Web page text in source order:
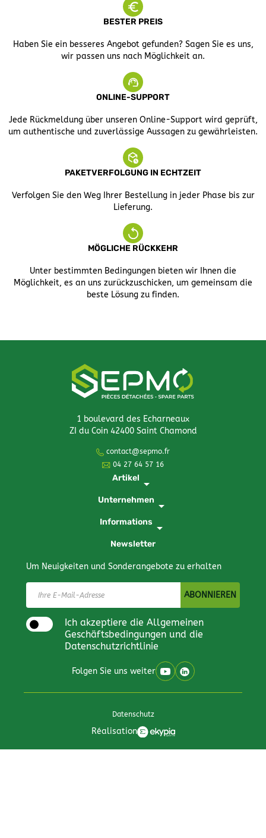
BESTER PREIS
Haben Sie ein besseres Angebot gefunden? Sagen Sie es uns,
wir passen uns nach Möglichkeit an.
ONLINE-SUPPORT
Jede Rückmeldung über unseren Online-Support wird geprüft,
um authentische und zuverlässige Aussagen zu gewährleisten.
PAKETVERFOLGUNG IN ECHTZEIT
Verfolgen Sie den Weg Ihrer Bestellung in jeder Phase bis zur
Lieferung.
MÖGLICHE RÜCKKEHR
Unter bestimmten Bedingungen bieten wir Ihnen die
Möglichkeit, es an uns zurückzuschicken, um gemeinsam die
beste Lösung zu finden.
1 boulevard des Echarneaux
ZI du Coin 42400 Saint Chamond
contact@sepmo.fr
04 27 64 57 16
Artikel arrow_drop_down
Unternehmen arrow_drop_down
Informations arrow_drop_down
Newsletter
Um Neuigkeiten und Sonderangebote zu erhalten
Ich akzeptiere die Allgemeinen
Geschäftsbedingungen und die
Datenschutzrichtlinie
Folgen Sie uns weiter
Datenschutz
Réalisation